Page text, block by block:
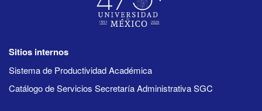
Sitios internos
Sistema de Productividad Académica
Catálogo de Servicios Secretaría Administrativa SGC